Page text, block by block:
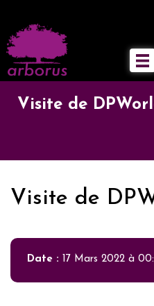
Visite de
Visite de
Date : 17 Mars 2022 à